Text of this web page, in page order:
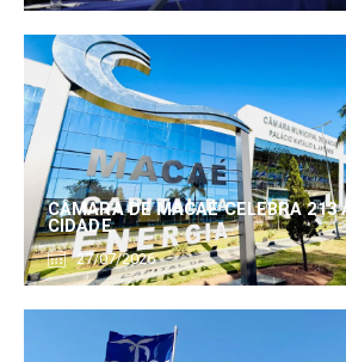
CÂMARA DE MACAÉ CELEBRA 213
CIDADE
27/07/2026